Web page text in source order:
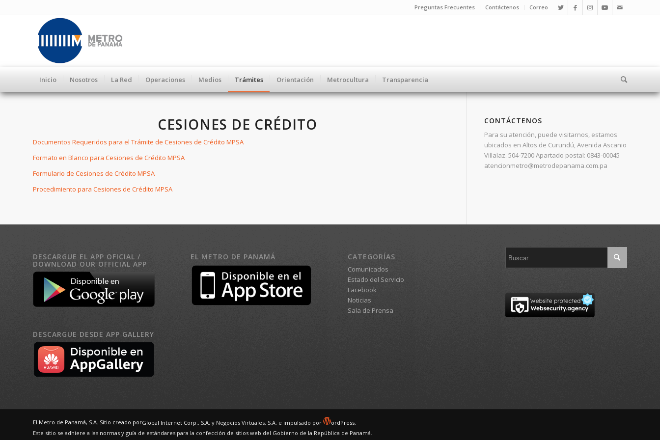
Preguntas Frecuentes Contáctenos Correo
Inicio Nosotros La Red Operaciones Medios Trámites Orientación Metrocultura Transparencia
CESIONES DE CRÉDITO
Documentos Requeridos para el Trámite de Cesiones de Crédito MPSA
Formato en Blanco para Cesiones de Crédito MPSA
Formulario de Cesiones de Crédito MPSA
Procedimiento para Cesiones de Crédito MPSA
CONTÁCTENOS
Para su atención, puede visitarnos, estamos
ubicados en Altos de Curundú, Avenida Ascanio
Villalaz. 504-7200 Apartado postal: 0843-00045
atencionmetro@metrodepanama.com.pa
DESCARGUE EL APP OFICIAL /
DOWNLOAD OUR OFFICIAL APP
DESCARGUE DESDE APP GALLERY
EL METRO DE PANAMÁ CATEGORÍAS
Comunicados
Estado del Servicio
Facebook
Noticias
Sala de Prensa
El Metro de Panamá, S.A. Sitio creado porGlobal Internet Corp., S.A. y Negocios Virtuales, S.A. e impulsado por
ordPress.
Este sitio se adhiere a las normas y guía de estándares para la confección de sitios web del Gobierno de la República de Panamá.